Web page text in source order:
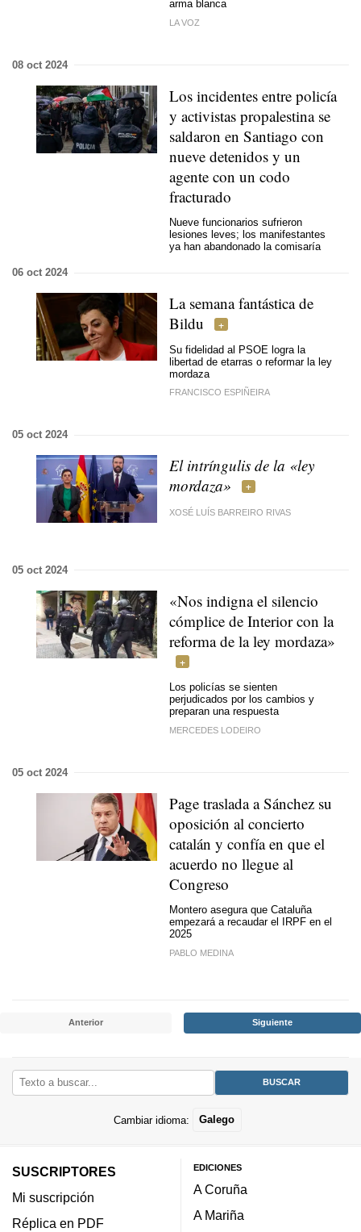
arma blanca
LA VOZ
08 oct 2024
Los incidentes entre policía
y activistas propalestina se
saldaron en Santiago con
nueve detenidos y un
agente con un codo
fracturado
Nueve funcionarios sufrieron
lesiones leves; los manifestantes
ya han abandonado la comisaría
06 oct 2024
La semana fantástica de
Bildu
Su fidelidad al PSOE logra la
libertad de etarras o reformar la ley
mordaza
FRANCISCO ESPIÑEIRA
05 oct 2024
El intríngulis de la «ley
mordaza»
XOSÉ LUÍS BARREIRO RIVAS
05 oct 2024
«Nos indigna el silencio
cómplice de Interior con la
reforma de la ley mordaza»
Los policías se sienten
perjudicados por los cambios y
preparan una respuesta
MERCEDES LODEIRO
05 oct 2024
Page traslada a Sánchez su
oposición al concierto
catalán y confía en que el
acuerdo no llegue al
Congreso
Montero asegura que Cataluña
empezará a recaudar el IRPF en el
2025
PABLO MEDINA
Anterior Siguiente
Cambiar idioma: Galego
SUSCRIPTORES
Mi suscripción
Réplica en PDF
EDICIONES
A Coruña
A Mariña